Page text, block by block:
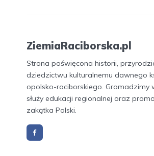
ZiemiaRaciborska.pl
Strona poświęcona historii,
dziedzictwu kulturalnemu dawnego
opolsko-raciborskiego. Gromadzimy
służy edukacji regionalnej oraz
zakątka Polski.